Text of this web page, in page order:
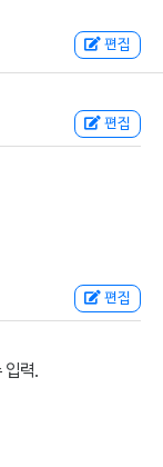
편집
편집
편집
입력.